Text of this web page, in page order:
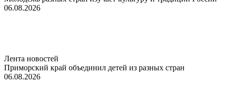
06.08.2026
Лента новостей
Приморский край объединил детей из разных стран
06.08.2026